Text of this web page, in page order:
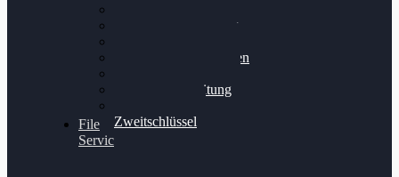
Getriebeoptimierung
Bremsscheiben planen
Felgenaufbereitung
Zweitschlüssel
File
Service